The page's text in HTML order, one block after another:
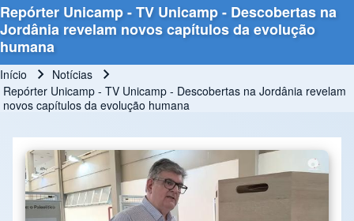
Repórter Unicamp - TV Unicamp - Descobertas na
Jordânia revelam novos capítulos da evolução
humana
Trilha de navegação
Início
Notícias
Repórter Unicamp - TV Unicamp - Descobertas na Jordânia revelam
novos capítulos da evolução humana